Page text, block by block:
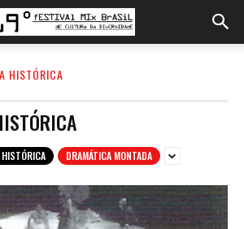
HISTÓRICA
DRAMÁTICA MONTADA